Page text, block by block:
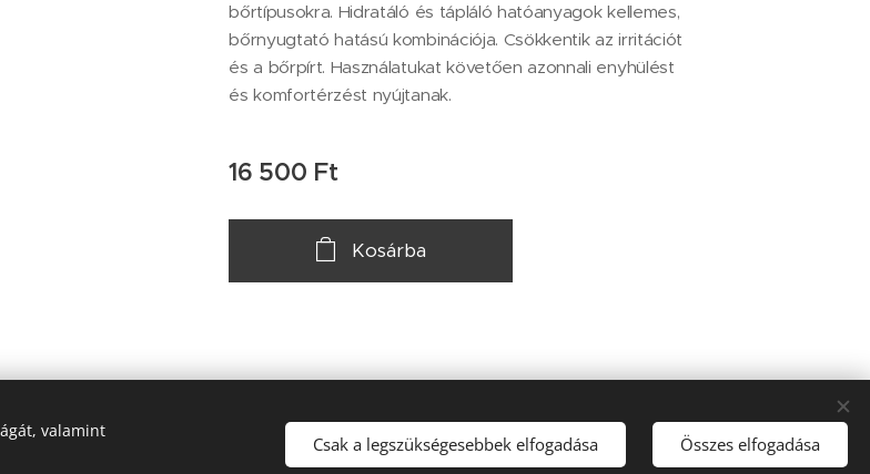
bőrtípusokra. Hidratáló és tápláló hatóanyagok kellemes,
bőrnyugtató hatású kombinációja. Csökkentik az irritációt
és a bőrpírt. Használatukat követően azonnali enyhülést
és komfortérzést nyújtanak.
16 500 Ft
Kosárba
International Kft, 5000 Szolnok, Sólyom út 3.
valamint
Csak a legszükségesebbek elfogadása Összes elfogadása